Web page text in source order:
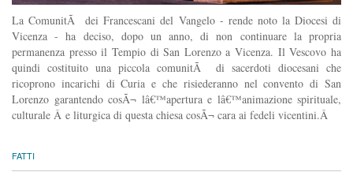
La ComunitÃ dei Francescani del Vangelo - rende noto la Diocesi di
Vicenza - ha deciso, dopo un anno, di non continuare la propria
permanenza presso il Tempio di San Lorenzo a Vicenza. Il Vescovo ha
quindi costituito una piccola comunitÃ di sacerdoti diocesani che
ricoprono incarichi di Curia e che risiederanno nel convento di San
Lorenzo garantendo cosÃ¬ lâ€™apertura e lâ€™animazione spirituale,
culturale Â e liturgica di questa chiesa cosÃ¬ cara ai fedeli vicentini.Â
FATTI